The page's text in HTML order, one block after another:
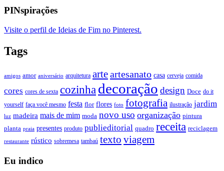
PINspirações
Visite o perfil de Ideias de Fim no Pinterest.
Tags
amigos amor aniversário arquitetura arteartesanato casa cerveja comida
cores cores de sexta cozinha decoração design Doce do it
yourself faça você mesmo festa flor flores foto fotografia ilustração jardim
luz madeira mais de mim moda novo uso organização pintura
planta praia presentes produto publieditorial quadro receita reciclagem
restaurante rústico sobremesa tambaú texto viagem
Eu indico